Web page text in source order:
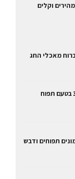
וקלים
מאכלי החג
מחלבנה עם משקה יוגורט 3% בטעם תפוח
תפוחים ודבש